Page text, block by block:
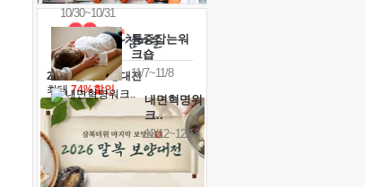
10/30~10/31
통증잡는워
크숍
11/7~11/8
내면혁명워
크..
12/12~12/13
2026 말복 보양대전
최대 74%할인